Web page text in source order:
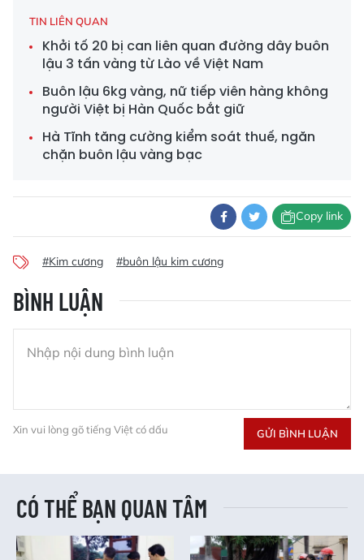
TIN LIÊN QUAN
Khởi tố 20 bị can liên quan đường dây buôn
lậu 3 tấn vàng từ Lào về Việt Nam
Buôn lậu 6kg vàng, nữ tiếp viên hàng không
người Việt bị Hàn Quốc bắt giữ
Hà Tĩnh tăng cường kiểm soát thuế, ngăn
chặn buôn lậu vàng bạc
Copy link
#Kim cương #buôn lậu kim cương
BÌNH LUẬN
Xin vui lòng gõ tiếng Việt có dấu GỬI BÌNH LUẬN
CÓ THỂ BẠN QUAN TÂM